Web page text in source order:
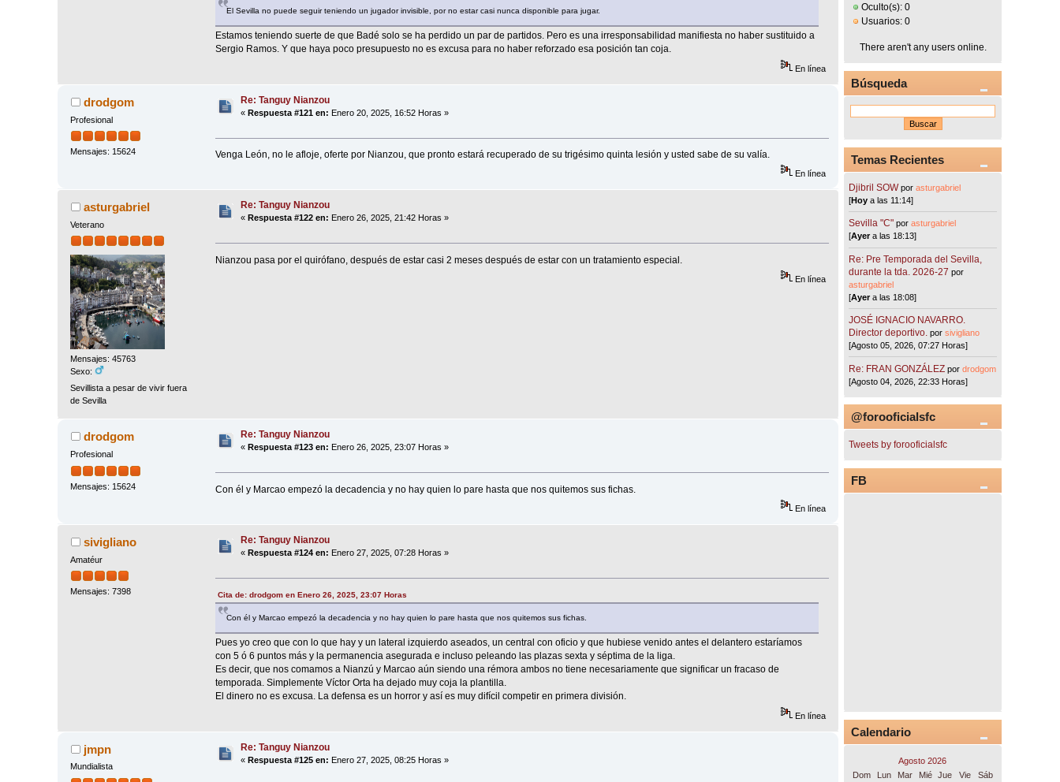
El Sevilla no puede seguir teniendo un jugador invisible, por no estar casi nunca disponible para jugar.
Estamos teniendo suerte de que Badé solo se ha perdido un par de partidos. Pero es una irresponsabilidad manifiesta no haber sustituido a
Sergio Ramos. Y que haya poco presupuesto no es excusa para no haber reforzado esa posición tan coja.
En línea
drodgom
Profesional
Mensajes: 15624
Re: Tanguy Nianzou
«Respuesta #121 en: Enero 20, 2025, 16:52 Horas »
Venga León, no le afloje, oferte por Nianzou, que pronto estará recuperado de su trigésimo quinta lesión y usted sabe de su valía.
En línea
asturgabriel
Veterano
Mensajes: 45763
Sexo:
Sevillista a pesar de vivir fuera
de Sevilla
Re: Tanguy Nianzou
« Respuesta #122 en: Enero 26, 2025, 21:42 Horas »
Nianzou pasa por el quirófano, después de estar casi 2 meses después de estar con un tratamiento especial.
En línea
drodgom
Profesional
Mensajes: 15624
Re: Tanguy Nianzou
« Respuesta #123 en: Enero 26, 2025, 23:07 Horas »
Con él y Marcao empezó la decadencia y no hay quien lo pare hasta que nos quitemos sus fichas.
En línea
sivigliano
Amatéur
Mensajes: 7398
Re: Tanguy Nianzou
«Respuesta #124 en: Enero 27, 2025, 07:28 Horas »
Cita de: drodgom en Enero 26, 2025, 23:07 Horas
Con él y Marcao empezó la decadencia y no hay quien lo pare hasta que nos quitemos sus fichas.
Pues yo creo que con lo que hay y un lateral izquierdo aseados, un central con oficio y que hubiese venido antes el delantero estaríamos
con 5 ó 6 puntos más y la permanencia asegurada e incluso peleando las plazas sexta y séptima de la liga.
Es decir, que nos comamos a Nianzú y Marcao aún siendo una rémora ambos no tiene necesariamente que significar un fracaso de
temporada. Simplemente Víctor Orta ha dejado muy coja la plantilla.
El dinero no es excusa. La defensa es un horror y así es muy difícil competir en primera división.
En línea
jmpn
Mundialista
Re: Tanguy Nianzou
«Respuesta #125 en: Enero 27, 2025, 08:25 Horas »
Oculto(s): 0
Usuarios: 0
There aren't any users online.
Búsqueda
Temas Recientes
Djibril SOW porasturgabriel
[Hoy a las 11:14]
Sevilla "C"porasturgabriel
[Ayera las 18:13]
Re: Pre Temporada del Sevilla,
durante la tda. 2026-27 por
asturgabriel
[Ayera las 18:08]
JOSÉ IGNACIO NAVARRO.
Director deportivo. porsivigliano
[Agosto 05, 2026, 07:27 Horas]
Re: FRAN GONZÁLEZ pordrodgom
[Agosto 04, 2026, 22:33 Horas]
@forooficialsfc
Tweets by forooficialsfc
FB
Calendario
Agosto 2026
Dom
Lun Mar Mié Jue Vie
Sáb